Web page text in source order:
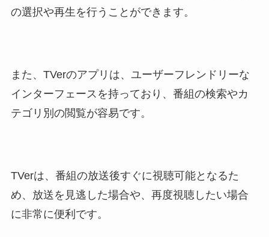
の選択や再生を行うことができます。
また、TVerのアプリは、ユーザーフレンドリーな
インターフェースを持っており、番組の検索やカ
テゴリ別の閲覧が容易です。
TVerは、番組の放送後すぐに視聴可能となるた
め、放送を見逃した場合や、再度視聴したい場合
に非常に便利です。